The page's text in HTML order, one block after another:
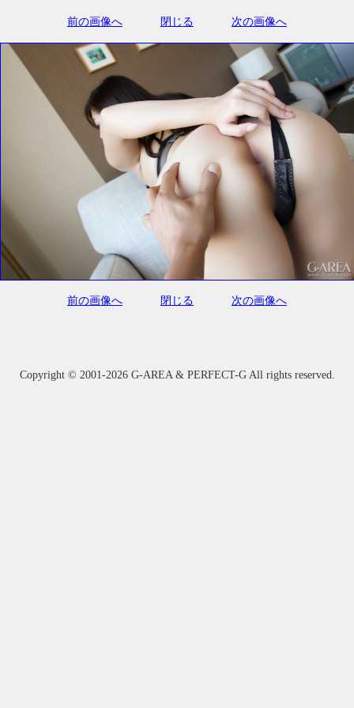
前の画像へ 閉じる 次の画像へ
前の画像へ 閉じる 次の画像へ
Copyright © 2001-2026 G-AREA & PERFECT-G All rights reserved.